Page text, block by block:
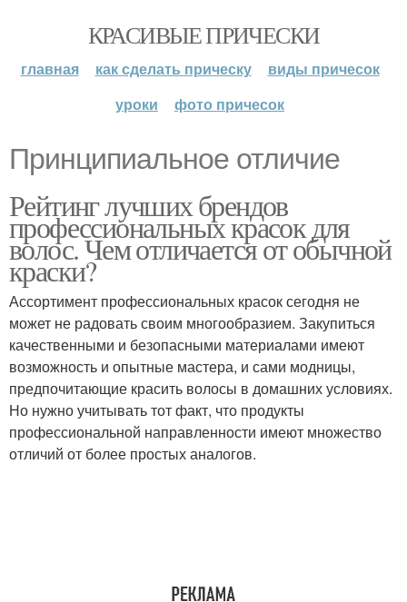
КРАСИВЫЕ ПРИЧЕСКИ
главная как сделать прическу
виды причесок
уроки
фото причесок
Принципиальное отличие
Рейтинг лучших брендов
профессиональных красок для
волос. Чем отличается от обычной
краски?
Ассортимент профессиональных красок сегодня не
может не радовать своим многообразием. Закупиться
качественными и безопасными материалами имеют
возможность и опытные мастера, и сами модницы,
предпочитающие красить волосы в домашних условиях.
Но нужно учитывать тот факт, что продукты
профессиональной направленности имеют множество
отличий от более простых аналогов.